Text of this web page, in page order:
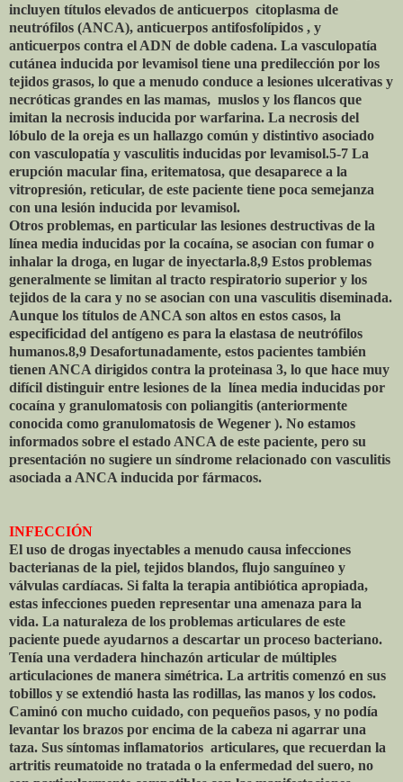
incluyen títulos elevados de anticuerpos citoplasma de
neutrófilos (ANCA), anticuerpos antifosfolípidos , y
anticuerpos contra el ADN de doble cadena. La vasculopatía
cutánea inducida por levamisol tiene una predilección por los
tejidos grasos, lo que a menudo conduce a lesiones ulcerativas y
necróticas grandes en las mamas, muslos y los flancos que
imitan la necrosis inducida por warfarina. La necrosis del
lóbulo de la oreja es un hallazgo común y distintivo asociado
con vasculopatía y vasculitis inducidas por levamisol.5-7 La
erupción macular fina, eritematosa, que desaparece a la
vitropresión, reticular, de este paciente tiene poca semejanza
con una lesión inducida por levamisol.
Otros problemas, en particular las lesiones destructivas de la
línea media inducidas por la cocaína, se asocian con fumar o
inhalar la droga, en lugar de inyectarla.8,9 Estos problemas
generalmente se limitan al tracto respiratorio superior y los
tejidos de la cara y no se asocian con una vasculitis diseminada.
Aunque los títulos de ANCA son altos en estos casos, la
especificidad del antígeno es para la elastasa de neutrófilos
humanos.8,9 Desafortunadamente, estos pacientes también
tienen ANCA dirigidos contra la proteinasa 3, lo que hace muy
difícil distinguir entre lesiones de la línea media inducidas por
cocaína y granulomatosis con poliangitis (anteriormente
conocida como granulomatosis de Wegener ). No estamos
informados sobre el estado ANCA de este paciente, pero su
presentación no sugiere un síndrome relacionado con vasculitis
asociada a ANCA inducida por fármacos.
INFECCIÓN
El uso de drogas inyectables a menudo causa infecciones
bacterianas de la piel, tejidos blandos, flujo sanguíneo y
válvulas cardíacas. Si falta la terapia antibiótica apropiada,
estas infecciones pueden representar una amenaza para la
vida. La naturaleza de los problemas articulares de este
paciente puede ayudarnos a descartar un proceso bacteriano.
Tenía una verdadera hinchazón articular de múltiples
articulaciones de manera simétrica. La artritis comenzó en sus
tobillos y se extendió hasta las rodillas, las manos y los codos.
Caminó con mucho cuidado, con pequeños pasos, y no podía
levantar los brazos por encima de la cabeza ni agarrar una
taza. Sus síntomas inflamatorios articulares, que recuerdan la
artritis reumatoide no tratada o la enfermedad del suero, no